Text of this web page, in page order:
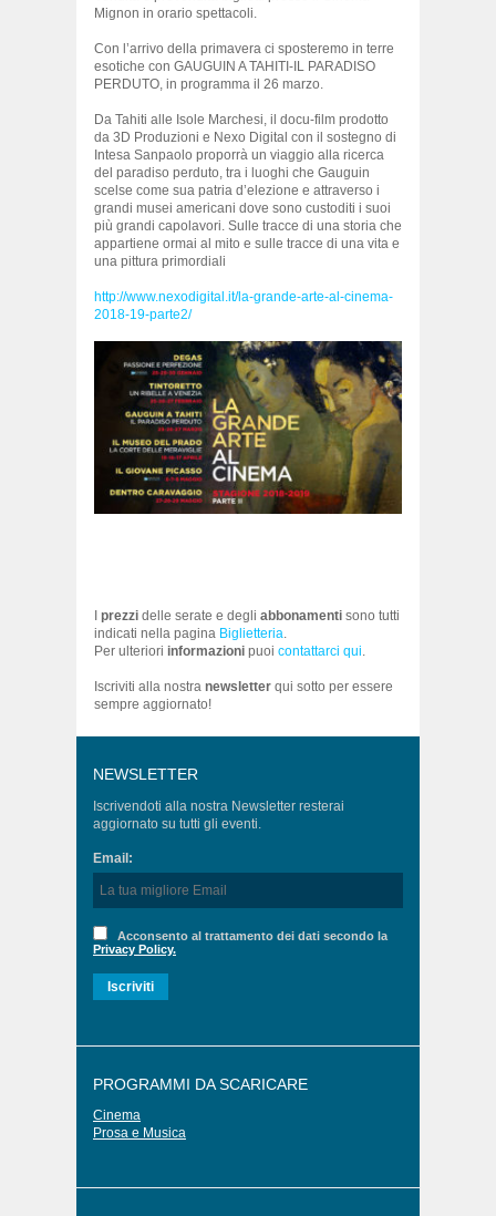
Mignon in orario spettacoli.
Con l’arrivo della primavera ci sposteremo in terre
esotiche con GAUGUIN A TAHITI-IL PARADISO
PERDUTO, in programma il 26 marzo.
Da Tahiti alle Isole Marchesi, il docu-film prodotto
da 3D Produzioni e Nexo Digital con il sostegno di
Intesa Sanpaolo proporrà un viaggio alla ricerca
del paradiso perduto, tra i luoghi che Gauguin
scelse come sua patria d’elezione e attraverso i
grandi musei americani dove sono custoditi i suoi
più grandi capolavori. Sulle tracce di una storia che
appartiene ormai al mito e sulle tracce di una vita e
una pittura primordiali
http://www.nexodigital.it/la-grande-arte-al-cinema-
2018-19-parte2/
prezzi delle serate e degli abbonamenti sono tutti
indicati nella pagina Biglietteria.
Per ulteriori informazioni puoi contattarci qui.
Iscriviti alla nostra newsletter qui sotto per essere
sempre aggiornato!
NEWSLETTER
Iscrivendoti alla nostra Newsletter resterai
aggiornato su tutti gli eventi.
Email:
Acconsento al trattamento dei dati secondo la
Privacy Policy.
PROGRAMMI DA SCARICARE
Cinema
Prosa e Musica